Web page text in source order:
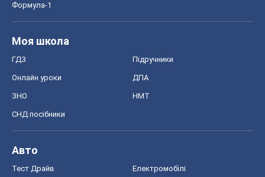
Формула-1
Моя школа
ГДЗ Підручники
Онлайн уроки ДПА
ЗНО НМТ
СНД посібники
Авто
Тест Драйв Електромобілі